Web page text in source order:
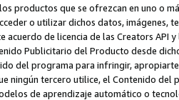
productos que se ofrezcan en uno o
o utilizar dichos datos,
acuerdo de licencia de las Creators API
Publicitario del Producto desde
del programa para infringir,
ningún tercero utilice, el Contenido
de aprendizaje automático o